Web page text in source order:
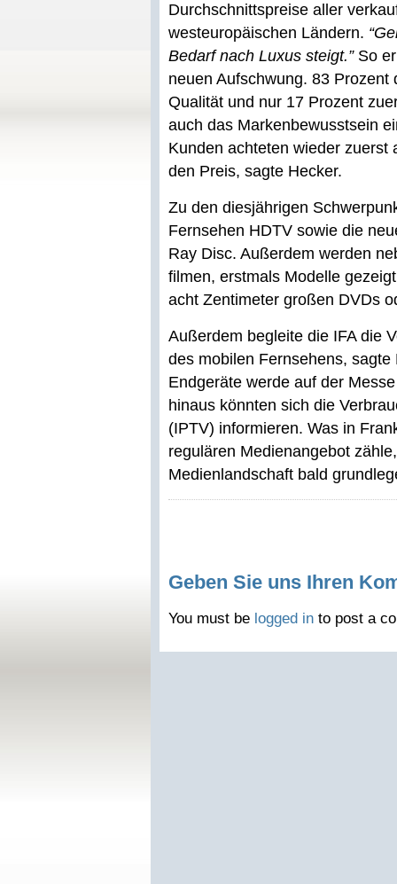
Durchschnittspreise aller
westeuropäischen Ländern.
Bedarf nach Luxus steigt.”So
neuen Aufschwung. 83
Qualität und nur 17 Prozent
auch das Markenbewusstsein
Kunden achteten wieder zuerst
den Preis, sagte Hecker.
Zu den diesjährigen
Fernsehen HDTV sowie die
Ray Disc. Außerdem werden
filmen, erstmals Modelle
acht Zentimeter großen DVDs
Außerdem begleite die IFA die
des mobilen Fernsehens,
Endgeräte werde auf der
hinaus könnten sich die
(IPTV) informieren. Was in
regulären Medienangebot
Medienlandschaft bald
Geben Sie uns Ihren
You must be logged in to post a